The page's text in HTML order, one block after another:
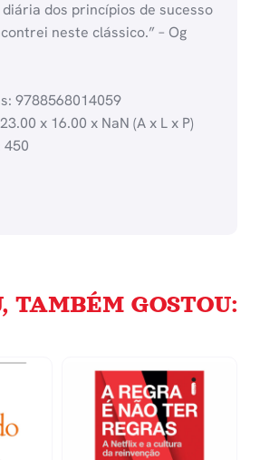
dos princípios de sucesso
neste clássico.” – Og
9788568014059
x 16.00 x NaN (A x L x P)
450
TAMBÉM GOSTOU: